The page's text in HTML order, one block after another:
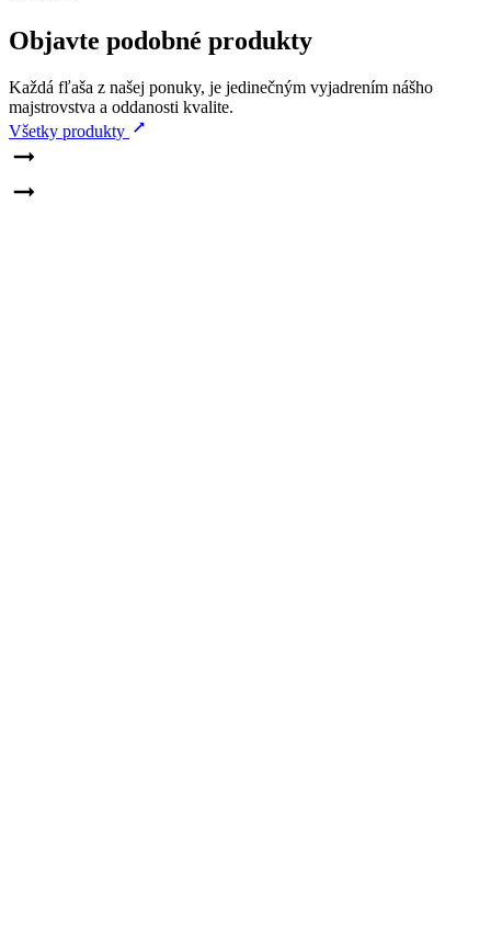
Objavte podobné produkty
Každá fľaša z našej ponuky, je jedinečným vyjadrením nášho
majstrovstva a oddanosti kvalite.
Všetky produkty